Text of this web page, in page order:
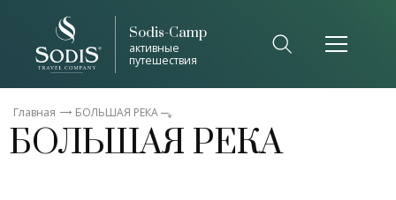
Sodis-Camp
активные
путешествия
Главная БОЛЬШАЯ РЕКА
БОЛЬШАЯ РЕКА
Список общепринятых сокращений